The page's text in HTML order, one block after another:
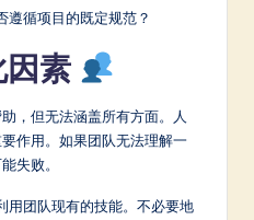
遵循项目的既定规范？
素
，但无法涵盖所有方面。人
作用。如果团队无法理解一
失败。
用团队现有的技能。不必要地